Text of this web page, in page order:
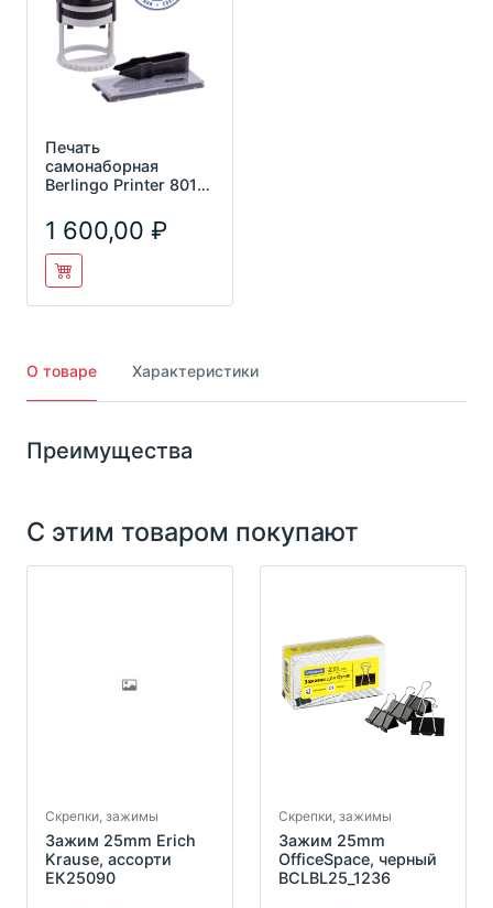
Печать
самонаборная
Berlingo Printer 8015
BSt_82115
1 600,00
О товаре Характеристики
Преимущества
С этим товаром покупают
Скрепки, зажимы
Зажим 25mm Erich
Krause, ассорти
ЕК25090
Скрепки, зажимы
Зажим 25mm
OfficeSpace, черный
BCLBL25_1236